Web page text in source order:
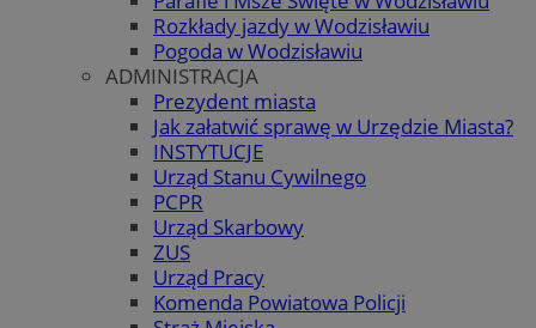
Rozkłady jazdy w Wodzisławiu
Pogoda w Wodzisławiu
ADMINISTRACJA
Prezydent miasta
Jak załatwić sprawę w Urzędzie Miasta?
INSTYTUCJE
Urząd Stanu Cywilnego
PCPR
Urząd Skarbowy
ZUS
Urząd Pracy
Komenda Powiatowa Policji